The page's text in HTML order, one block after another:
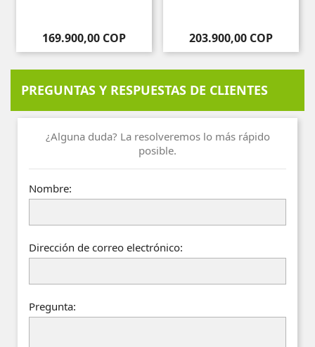
Precio
169.900,00 COP Precio
203.900,00 COP
PREGUNTAS Y RESPUESTAS DE CLIENTES
¿Alguna duda? La resolveremos lo más rápido
posible.
Nombre:
Dirección de correo electrónico:
Pregunta: